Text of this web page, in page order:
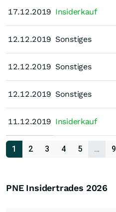
17.12.2019
12.12.2019
12.12.2019
12.12.2019
11.12.2019
17.12.2019 Insiderkauf
12.12.2019 Sonstiges
12.12.2019 Sonstiges
12.12.2019 Sonstiges
11.12.2019 Insiderkauf
1 2 3 4 5 … 9
PNE Insidertrades 2026